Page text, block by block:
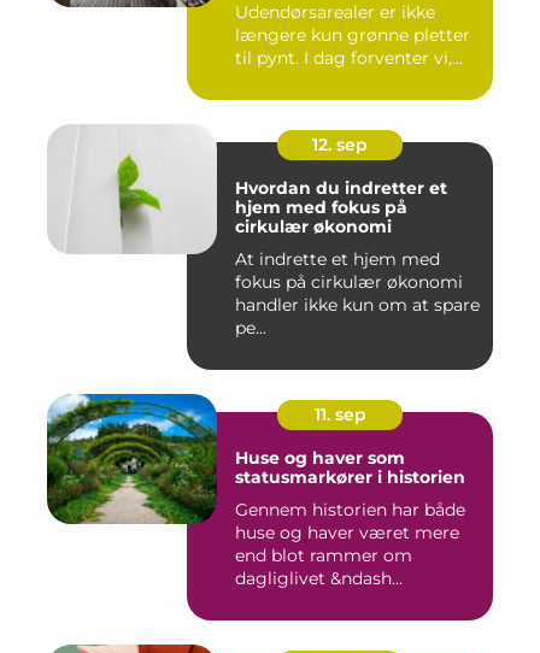
Udendørsarealer er ikke
længere kun grønne pletter
til pynt. I dag forventer vi,...
12. sep
Hvordan du indretter et
hjem med fokus på
cirkulær økonomi
At indrette et hjem med
fokus på cirkulær økonomi
handler ikke kun om at spare
pe...
11. sep
Huse og haver som
statusmarkører i historien
Gennem historien har både
huse og haver været mere
end blot rammer om
dagliglivet &ndash...